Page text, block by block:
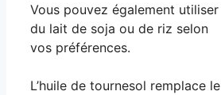
Vous pouvez également utiliser
du lait de soja ou de riz selon
vos préférences.
L’huile de tournesol remplace le